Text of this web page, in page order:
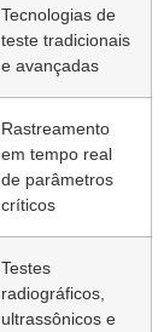
Tecnologias de
teste tradicionais
e avançadas
Rastreamento
em tempo real
de parâmetros
críticos
Testes
radiográficos,
ultrassônicos e